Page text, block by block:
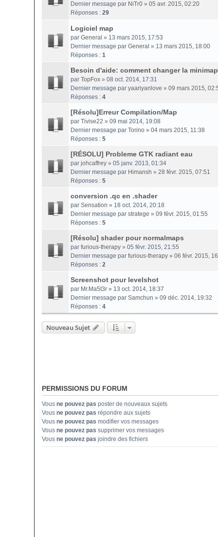
Dernier message par NiTr0 » 05 avr. 2015, 02:20
Réponses : 29
Logiciel map
par General » 13 mars 2015, 17:53
Dernier message par General » 13 mars 2015, 18:00
Réponses : 1
Besoin d'aide: comment changer la
par TopFox » 08 oct. 2014, 17:31
Dernier message par yaariyanlove » 09 mars 2015,
Réponses : 4
[Résolu]Erreur Compilation/Map
par Tivise22 » 09 mai 2014, 19:08
Dernier message par Torino » 04 mars 2015, 11:38
Réponses : 5
[RÉSOLU] Probleme GTK radiant eau
par johcaffrey » 05 janv. 2013, 01:34
Dernier message par Himansh » 28 févr. 2015, 07:51
Réponses : 5
conversion .qc en .shader
par Sensation » 18 oct. 2014, 20:18
Dernier message par stratege » 09 févr. 2015, 01:55
Réponses : 5
[Résolu] shader pour normalmaps
par furious-therapy » 05 févr. 2015, 21:55
Dernier message par furious-therapy » 06 févr. 2015,
Réponses : 2
Screenshot pour levelshot
par Mr.Ma5t3r » 13 oct. 2014, 18:37
Dernier message par Samchun » 09 déc. 2014, 19:32
Réponses : 4
Nouveau Sujet
PERMISSIONS DU FORUM
Vous ne pouvez pas poster de nouveaux sujets
Vous ne pouvez pas répondre aux sujets
Vous ne pouvez pas modifier vos messages
Vous ne pouvez pas supprimer vos messages
Vous ne pouvez pas joindre des fichiers